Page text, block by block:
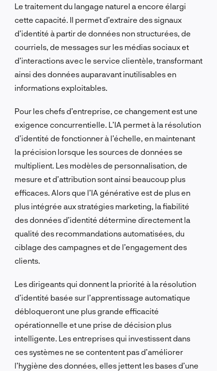
Le traitement du langage naturel a encore élargi
cette capacité. Il permet d’extraire des signaux
d’identité à partir de données non structurées, de
courriels, de messages sur les médias sociaux et
d’interactions avec le service clientèle, transformant
ainsi des données auparavant inutilisables en
informations exploitables.
Pour les chefs d’entreprise, ce changement est une
exigence concurrentielle. L’IA permet à la résolution
d’identité de fonctionner à l’échelle, en maintenant
la précision lorsque les sources de données se
multiplient. Les modèles de personnalisation, de
mesure et d’attribution sont ainsi beaucoup plus
efficaces. Alors que l’IA générative est de plus en
plus intégrée aux stratégies marketing, la fiabilité
des données d’identité détermine directement la
qualité des recommandations automatisées, du
ciblage des campagnes et de l’engagement des
clients.
Les dirigeants qui donnent la priorité à la résolution
d’identité basée sur l’apprentissage automatique
débloqueront une plus grande efficacité
opérationnelle et une prise de décision plus
intelligente. Les entreprises qui investissent dans
ces systèmes ne se contentent pas d’améliorer
l’hygiène des données, elles jettent les bases d’une